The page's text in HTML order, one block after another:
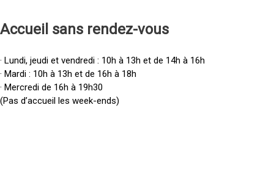
Accueil sans rendez-vous
· Lundi, jeudi et vendredi : 10h à 13h et de 14h à 16h
· Mardi : 10h à 13h et de 16h à 18h
· Mercredi de 16h à 19h30
(Pas d’accueil les week-ends)